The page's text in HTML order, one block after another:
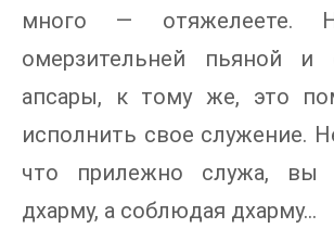
много — отяжелеете.
омерзительней пьяной и
апсары, к тому же, это
исполнить свое служение.
что прилежно служа, вы
дхарму, а соблюдая дхарму…